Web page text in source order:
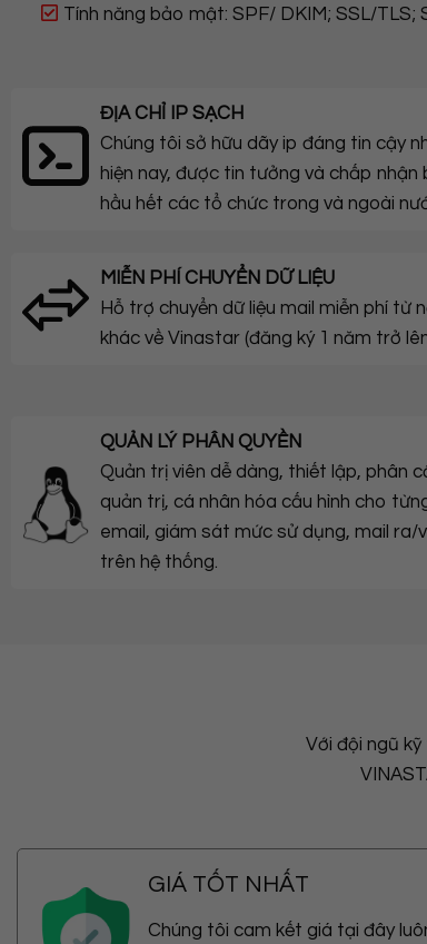
Tính năng bảo mật: SPF/ DKIM; SSL/
ĐỊA CHỈ IP SẠCH
Chúng tôi sở hữu dãy ip đáng tin cậy
hiện nay, được tin tưởng và chấp nhận
hầu hết các tổ chức trong và ngoài
MIỄN PHÍ CHUYỂN DỮ LIỆU
Hỗ trợ chuyển dữ liệu mail miễn phí từ
khác về Vinastar (đăng ký 1 năm trở
QUẢN LÝ PHÂN QUYỀN
Quản trị viên dễ dàng, thiết lập, phân
quản trị, cá nhân hóa cấu hình cho
email, giám sát mức sử dụng, mail ra/
trên hệ thống.
Với đội ngũ
GIÁ TỐT NHẤT
Chúng tôi cam kết giá tại đây